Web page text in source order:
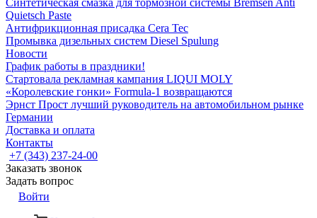
Синтетическая смазка для тормозной системы Bremsen Anti
Quietsch Paste
Антифрикционная присадка Cera Tec
Промывка дизельных систем Diesel Spulung
Новости
График работы в праздники!
Стартовала рекламная кампания LIQUI MOLY
«Королевские гонки» Formula-1 возвращаются
Эрнст Прост лучший руководитель на автомобильном рынке
Германии
Доставка и оплата
Контакты
+7 (343) 237-24-00
Заказать звонок
Задать вопрос
Войти